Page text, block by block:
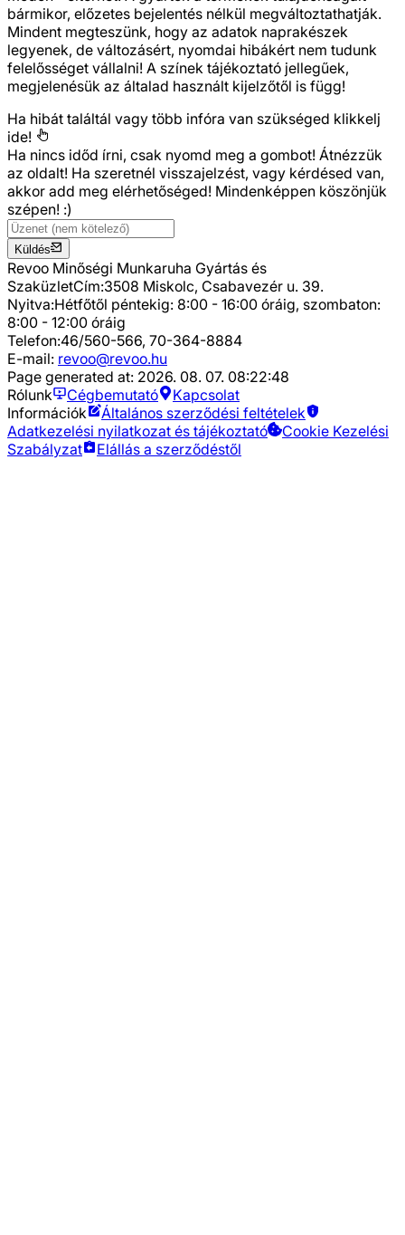
bármikor, előzetes bejelentés nélkül megváltoztathatják.
Mindent megteszünk, hogy az adatok naprakészek
legyenek, de változásért, nyomdai hibákért nem tudunk
felelősséget vállalni! A színek tájékoztató jellegűek,
megjelenésük az általad használt kijelzőtől is függ!
Ha hibát találtál vagy több infóra van szükséged klikkelj
ide!
Ha nincs időd írni, csak nyomd meg a gombot! Átnézzük
az oldalt! Ha szeretnél visszajelzést, vagy kérdésed van,
akkor add meg elérhetőséged! Mindenképpen köszönjük
szépen! :)
Küldés
Revoo Minőségi Munkaruha Gyártás és
SzaküzletCím:3508 Miskolc, Csabavezér u. 39.
Nyitva:Hétfőtől péntekig: 8:00 - 16:00 óráig, szombaton:
8:00 - 12:00 óráig
Telefon:46/560-566, 70-364-8884
E-mail: revoo@revoo.hu
Page generated at: 2026. 08. 07. 08:22:48
Rólunk
Cégbemutató
Kapcsolat
Információk
Általános szerződési feltételek
Adatkezelési nyilatkozat és tájékoztató
Cookie Kezelési
Szabályzat
Elállás a szerződéstől